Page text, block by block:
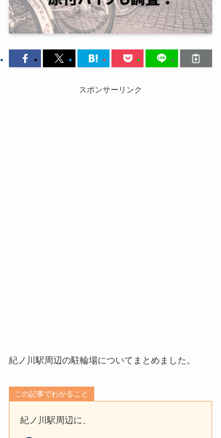
スポンサーリンク
紀ノ川駅周辺の駐輪場についてまとめました。
この記事でわかること
紀ノ川駅周辺に、